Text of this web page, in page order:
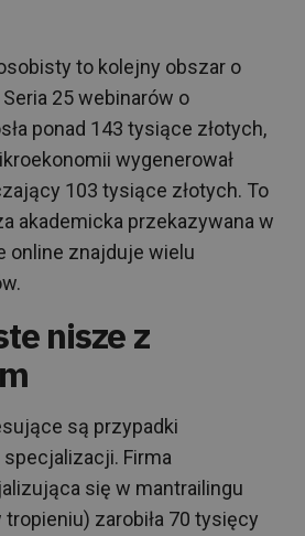
to kolejny obszar o
25 webinarów o
ponad 143 tysiące złotych,
wygenerował
103 tysiące złotych. To
akademicka przekazywana w
online znajduje wielu
nisze z
są przypadki
Firma
się w mantrailingu
zarobiła 70 tysięcy